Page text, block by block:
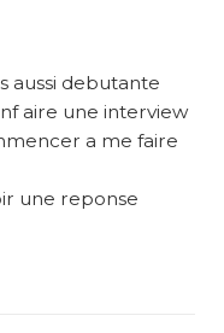
aussi debutante
aire une interview
a me faire
une reponse